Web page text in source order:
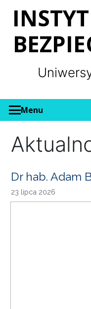
Menu
Dr hab. Adam
23 lipca 2026